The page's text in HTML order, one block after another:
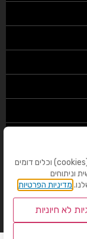
לידיעתכם, באתר זה נעשה שימוש ב"קבצי עוגיות" (cookies) וכלים דומים
וניתוחים
מדיניות הפרטיות
לא חיוניות